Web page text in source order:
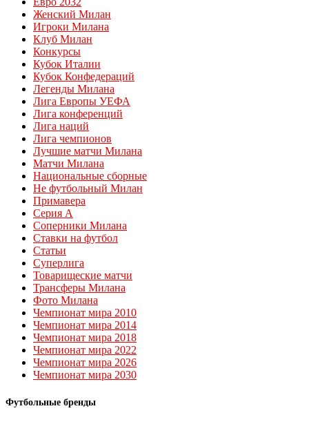
Женский Милан
Игроки Милана
Клуб Милан
Конкурсы
Кубок Италии
Кубок Конфедераций
Легенды Милана
Лига Европы УЕФА
Лига конференций
Лига наций
Лига чемпионов
Лучшие матчи Милана
Матчи Милана
Национальные сборные
Не футбольный Милан
Примавера
Серия А
Соперники Милана
Ставки на футбол
Статьи
Суперлига
Товарищеские матчи
Трансферы Милана
Фото Милана
Чемпионат мира 2010
Чемпионат мира 2014
Чемпионат мира 2018
Чемпионат мира 2022
Чемпионат мира 2026
Чемпионат мира 2030
Футбольные бренды